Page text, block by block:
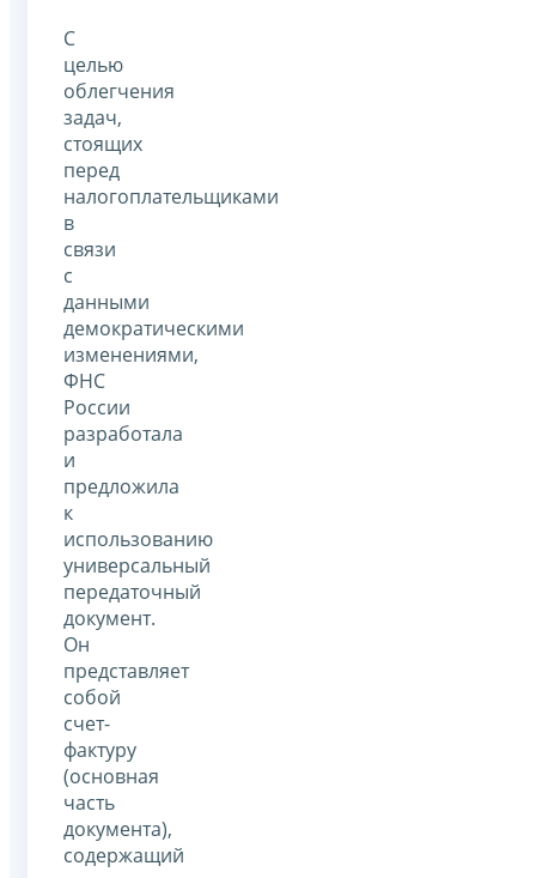
С
целью
облегчения
задач,
стоящих
перед
налогоплательщиками
в
связи
с
данными
демократическими
изменениями,
ФНС
России
разработала
и
предложила
к
использованию
универсальный
передаточный
документ.
Он
представляет
собой
счет-
фактуру
(основная
часть
документа),
содержащий